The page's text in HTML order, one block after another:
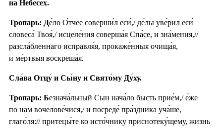
на Небесе́х.
Тропарь: Де́ло О́тчее соверши́л еси́,/ де́лы уве́рил еси́
словеса́ Твоя́,/ исцеле́ния соверша́я Спа́се, и зна́мения,//
разсла́бленнаго исправля́я, прокаже́нныя очища́я,
и ме́ртвыя воскреша́я.
Сла́ва Отцу́ и Сы́ну и Свято́му Ду́ху.
Тропарь: Безнача́льный Сын нача́ло бысть прие́м,/ е́же
по нам вочелове́чися,/ и посреде́ пра́здника уча́ше,
глаго́ля:// притецы́те ко исто́чнику приснотеку́щему, жизнь